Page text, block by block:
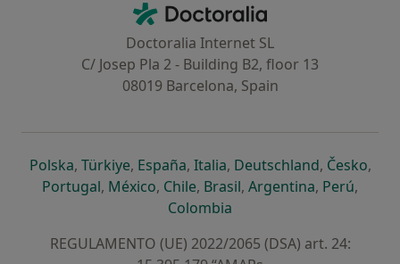
Doctoralia - Homepage
Doctoralia Internet SL
C/ Josep Pla 2 - Building B2, floor 13
08019 Barcelona, Spain
Polskaabre num novo separador
, Türkiyeabre num novo separador
, Españaabre num novo separador
, Italiaabre num novo
, Deutschlandabre num
, Česko,
Portugalabre num novo separador
, Méxicoabre num novo separador
, Chileabre num novo separador
, Brasilabre num novo
, Argentinaabre num
, Perúabre
,
Colombia
REGULAMENTO (UE) 2022/2065 (DSA) art. 24: